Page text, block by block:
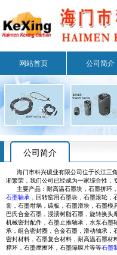
网站首页 公司简介
公司简介
海门市科兴碳业有限公司位于长江三角
渐繁荣，我们公司已经成为一家综合性，
主要产品：耐高温石墨块，石墨拼环
石墨轴承 ，回转窑用石墨块，石墨滚轮
套，石墨坩埚，碳板，石墨滑块，石墨模
巴氏合金石墨，浸渍树脂石墨，旋转换头
机械密封配件，石墨止推轴承，水泵石墨
承，组合密封圈，合金石墨，滑动轴承，
密封材料，石墨复合材料，耐高温石墨材
撑环，石墨摩擦环，石墨隔膜片等等石墨